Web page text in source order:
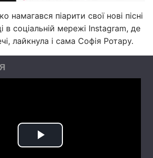
намагався піарити свої нові пісні
в соціальній мережі Instagram, де
лайкнула і сама Софія Ротару.